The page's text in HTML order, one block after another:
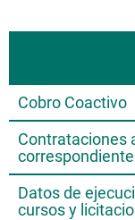
Cobro Coactivo
Contrataciones
Datos de
cursos y